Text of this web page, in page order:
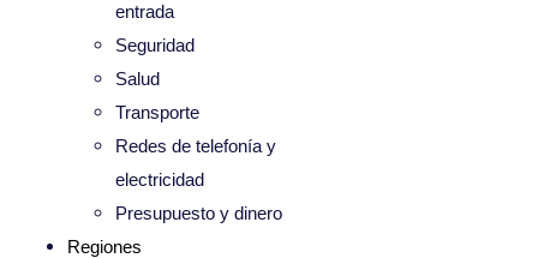
entrada
Seguridad
Salud
Transporte
Redes de telefonía y
electricidad
Presupuesto y dinero
Regiones